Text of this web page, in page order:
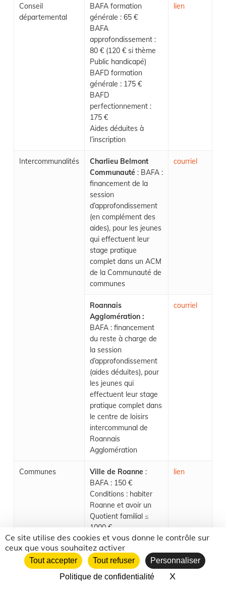
Ce site utilise des cookies et vous donne le contrôle sur
ceux que vous souhaitez activer
Tout accepter Tout refuser
Personnaliser
Politique de confidentialité
XMasquer le
Conseil
départemental
BAFA formation
générale : 65 €
BAFA
approfondissement :
80 € (120 € si thème
Public handicapé)
BAFD formation
générale : 175 €
BAFD
perfectionnement :
175 €
Aides déduites à
l’inscription
lien
Intercommunalités
Charlieu Belmont
Communauté : BAFA :
financement de la
session
d’approfondissement
(en complément des
aides), pour les jeunes
qui effectuent leur
stage pratique
complet dans un ACM
de la Communauté de
communes
courriel
Roannais
Agglomération :
BAFA : financement
du reste à charge de
la session
d’approfondissement
(aides déduites), pour
les jeunes qui
effectuent leur stage
pratique complet dans
le centre de loisirs
intercommunal de
Roannais
Agglomération
courriel
Communes Ville de Roanne :
BAFA : 150 €
Conditions : habiter
Roanne et avoir un
Quotient familial ≤
1000 €
lien
Ville de Firminy
BAFA formation
générale : 55 €
BAFA